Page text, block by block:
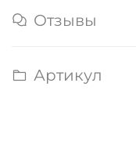
Отзывы
Артикул